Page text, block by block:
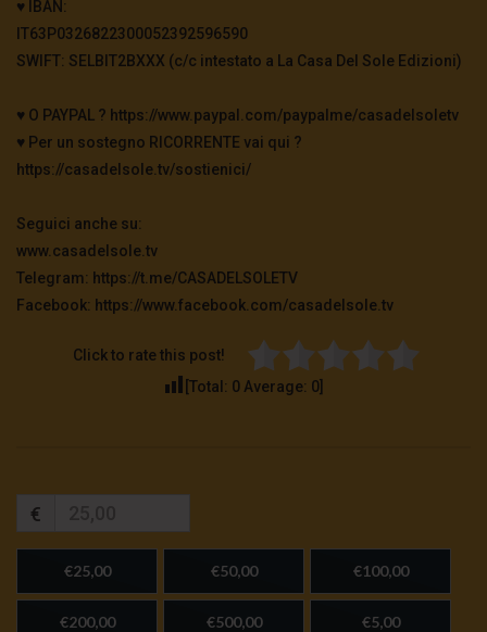
♥️ IBAN:
IT63P0326822300052392596590
SWIFT: SELBIT2BXXX (c/c intestato a La Casa Del Sole Edizioni)
♥️ O PAYPAL ? https://www.paypal.com/paypalme/casadelsoletv
♥️ Per un sostegno RICORRENTE vai qui ?
https://casadelsole.tv/sostienici/
Seguici anche su:
www.casadelsole.tv
Telegram: https://t.me/CASADELSOLETV
Facebook: https://www.facebook.com/casadelsole.tv
Click to rate this post!
[Total: 0 Average: 0
€
€25,00 €50,00 €100,00
€200,00 €500,00 €5,00